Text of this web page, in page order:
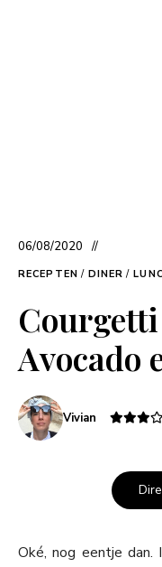
06/08/2020
RECEPTEN / DINER /
Avocado
Vivian
Oké, nog eentje dan.